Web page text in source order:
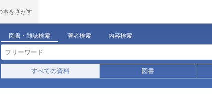
本をさがす
図書・雑誌検索 著者検索 内容検索
すべての資料 図書